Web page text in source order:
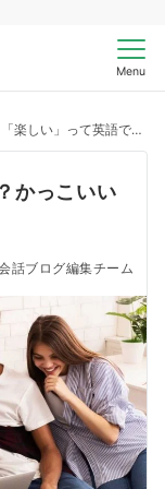
Menu
「楽しい」って英語で何て言う？かっこいいスラング表現もご紹介
かっこいい
話ブログ編集チーム